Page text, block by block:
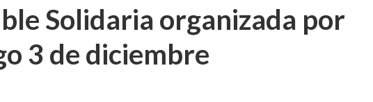
Solidaria organizada por
3 de diciembre